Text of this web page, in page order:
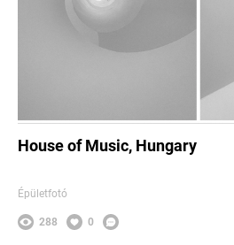
House of Music, Hungary
Épületfotó
288 0